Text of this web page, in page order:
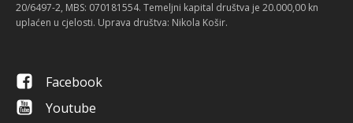
20/6497-2, MBS: 070181554. Temeljni kapital društva je 20.000,00 kn
uplaćen u cjelosti. Uprava društva: Nikola Košir.
Facebook
Youtube